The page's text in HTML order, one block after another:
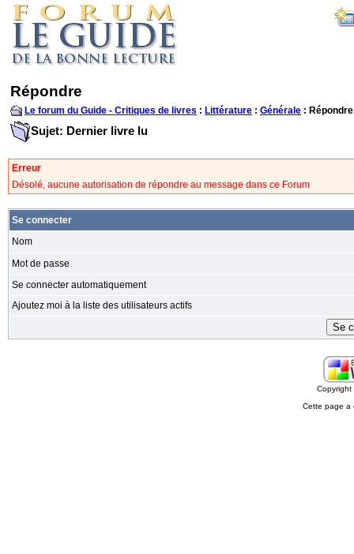
Répondre
Le forum du Guide - Critiques de livres : Littérature : Générale : Répondre
Sujet: Dernier livre lu
Erreur
Désolé, aucune autorisation de répondre au message dans ce Forum
Se connecter
Nom
Mot de passe
Se connecter automatiquement
Ajoutez moi à la liste des utilisateurs actifs
Cette page a